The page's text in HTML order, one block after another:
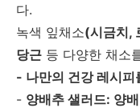
다.
녹색 잎채소(시금치,
당근 등 다양한 채소
- 나만의 건강 레시피
- 양배추 샐러드: 양